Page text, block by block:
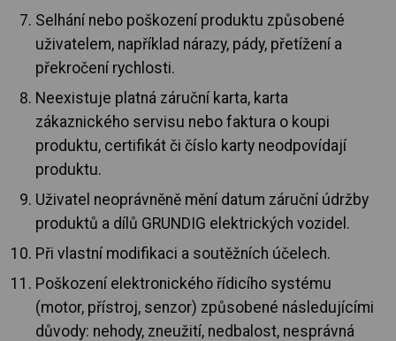
Selhání nebo poškození produktu způsobené
uživatelem, například nárazy, pády, přetížení a
překročení rychlosti.
Neexistuje platná záruční karta, karta
zákaznického servisu nebo faktura o koupi
produktu, certifikát či číslo karty neodpovídají
produktu.
Uživatel neoprávněně mění datum záruční údržby
produktů a dílů GRUNDIG elektrických vozidel.
Při vlastní modifikaci a soutěžních účelech.
Poškození elektronického řídicího systému
(motor, přístroj, senzor) způsobené následujícími
důvody: nehody, zneužití, nedbalost, nesprávná